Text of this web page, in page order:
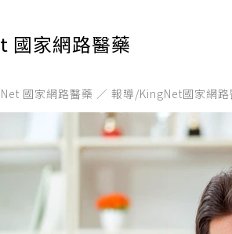
國家網路醫藥
國家網路醫藥 ／ 報導/KingNet國家網